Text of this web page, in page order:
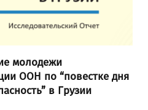
молодежи
ООН по “повестке дня
в Грузии